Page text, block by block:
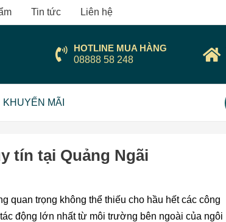
Tin tức Liên hệ
HOTLINE MUA HÀNG
08888 58 248
KHUYẾN MÃI
tín tại Quảng Ngãi
quan trọng không thể thiếu cho hầu hết các công
động lớn nhất từ môi trường bên ngoài của ngôi